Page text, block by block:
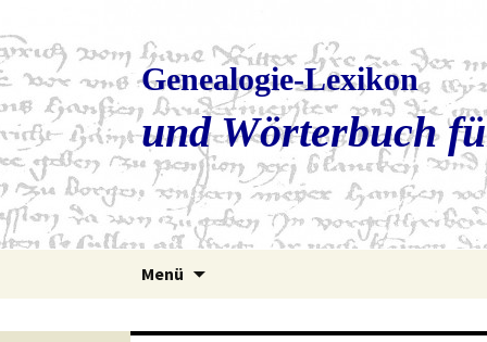
Genealogie-Lexikon
und Wörterbuch
Menü